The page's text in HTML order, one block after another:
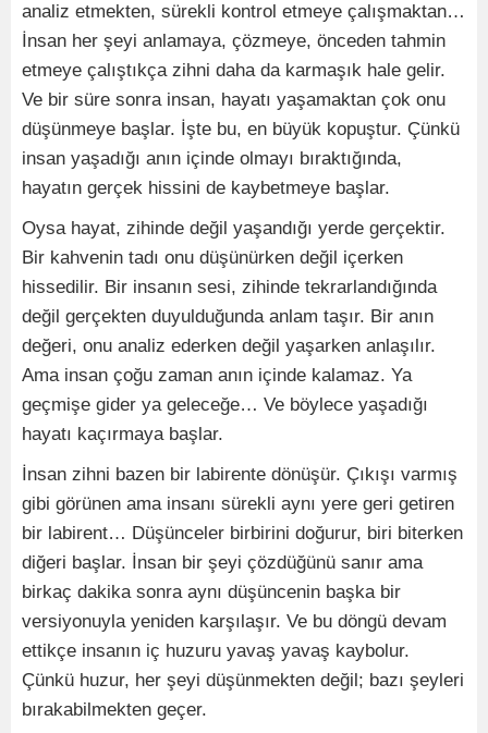
analiz etmekten, sürekli kontrol etmeye çalışmaktan…
İnsan her şeyi anlamaya, çözmeye, önceden tahmin
etmeye çalıştıkça zihni daha da karmaşık hale gelir.
Ve bir süre sonra insan, hayatı yaşamaktan çok onu
düşünmeye başlar. İşte bu, en büyük kopuştur. Çünkü
insan yaşadığı anın içinde olmayı bıraktığında,
hayatın gerçek hissini de kaybetmeye başlar.
Oysa hayat, zihinde değil yaşandığı yerde gerçektir.
Bir kahvenin tadı onu düşünürken değil içerken
hissedilir. Bir insanın sesi, zihinde tekrarlandığında
değil gerçekten duyulduğunda anlam taşır. Bir anın
değeri, onu analiz ederken değil yaşarken anlaşılır.
Ama insan çoğu zaman anın içinde kalamaz. Ya
geçmişe gider ya geleceğe… Ve böylece yaşadığı
hayatı kaçırmaya başlar.
İnsan zihni bazen bir labirente dönüşür. Çıkışı varmış
gibi görünen ama insanı sürekli aynı yere geri getiren
bir labirent… Düşünceler birbirini doğurur, biri biterken
diğeri başlar. İnsan bir şeyi çözdüğünü sanır ama
birkaç dakika sonra aynı düşüncenin başka bir
versiyonuyla yeniden karşılaşır. Ve bu döngü devam
ettikçe insanın iç huzuru yavaş yavaş kaybolur.
Çünkü huzur, her şeyi düşünmekten değil; bazı şeyleri
bırakabilmekten geçer.